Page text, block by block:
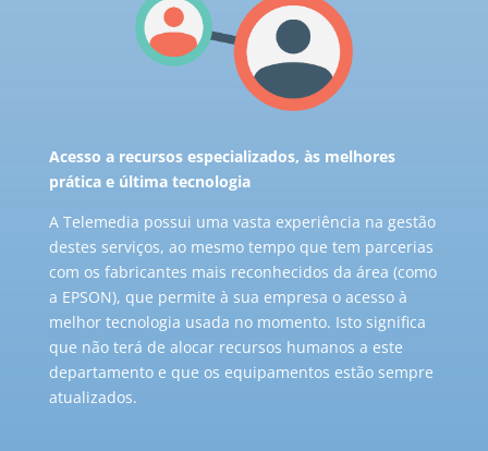
Acesso a recursos especializados, às melhores
prática e última tecnologia
A Telemedia possui uma vasta experiência na gestão
destes serviços, ao mesmo tempo que tem parcerias
com os fabricantes mais reconhecidos da área (como
a EPSON), que permite à sua empresa o acesso à
melhor tecnologia usada no momento. Isto significa
que não terá de alocar recursos humanos a este
departamento e que os equipamentos estão sempre
atualizados.